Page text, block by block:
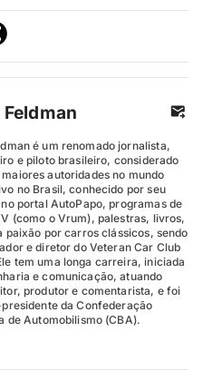
é um renomado jornalista,
e piloto brasileiro, considerado
autoridades no mundo
no Brasil, conhecido por seu
portal AutoPapo, programas de
(como o Vrum), palestras, livros,
paixão por carros clássicos, sendo
e diretor do Veteran Car Club
tem uma longa carreira, iniciada
e comunicação, atuando
produtor e comentarista, e foi
da Confederação
de Automobilismo (CBA).